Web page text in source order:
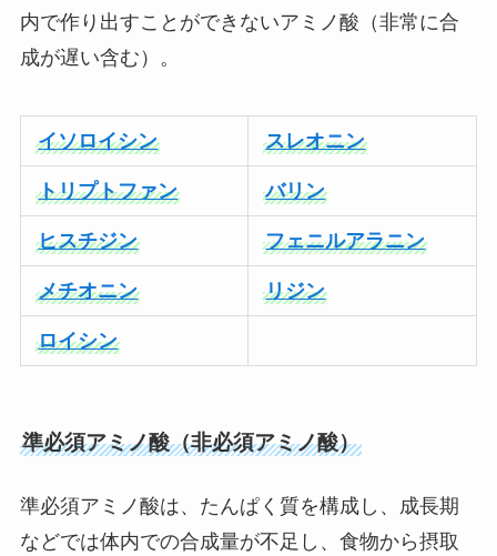
内で作り出すことができないアミノ酸（非常に合
成が遅い含む）。
イソロイシン スレオニン
トリプトファン バリン
ヒスチジン フェニルアラニン
メチオニン リジン
ロイシン
準必須アミノ酸（非必須アミノ酸）
準必須アミノ酸は、たんぱく質を構成し、成長期
などでは体内での合成量が不足し、食物から摂取